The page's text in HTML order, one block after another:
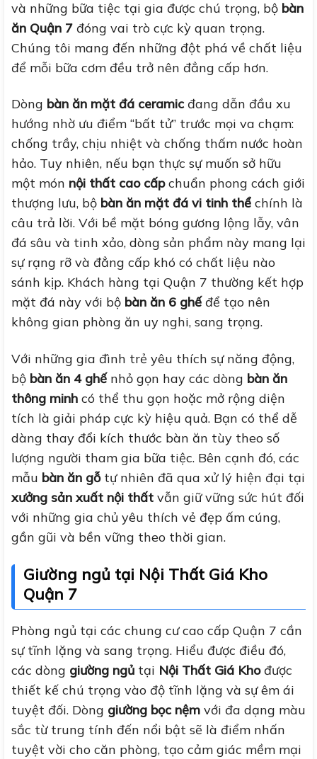
và những bữa tiệc tại gia được chú trọng, bộ bàn
ăn Quận 7 đóng vai trò cực kỳ quan trọng.
Chúng tôi mang đến những đột phá về chất liệu
để mỗi bữa cơm đều trở nên đẳng cấp hơn.
Dòng bàn ăn mặt đá ceramicđang dẫn đầu xu
hướng nhờ ưu điểm “bất tử” trước mọi va chạm:
chống trầy, chịu nhiệt và chống thấm nước hoàn
hảo. Tuy nhiên, nếu bạn thực sự muốn sở hữu
một món nội thất cao cấpchuẩn phong cách giới
thượng lưu, bộ bàn ăn mặt đá vi tinh thể chính là
câu trả lời. Với bề mặt bóng gương lộng lẫy, vân
đá sâu và tinh xảo, dòng sản phẩm này mang lại
sự rạng rỡ và đẳng cấp khó có chất liệu nào
sánh kịp. Khách hàng tại Quận 7 thường kết hợp
mặt đá này với bộ bàn ăn 6 ghếđể tạo nên
không gian phòng ăn uy nghi, sang trọng.
Với những gia đình trẻ yêu thích sự năng động,
bộ bàn ăn 4 ghếnhỏ gọn hay các dòng bàn ăn
thông minh có thể thu gọn hoặc mở rộng diện
tích là giải pháp cực kỳ hiệu quả. Bạn có thể dễ
dàng thay đổi kích thước bàn ăn tùy theo số
lượng người tham gia bữa tiệc. Bên cạnh đó, các
mẫu bàn ăn gỗtự nhiên đã qua xử lý hiện đại tại
xưởng sản xuất nội thất vẫn giữ vững sức hút đối
với những gia chủ yêu thích vẻ đẹp ấm cúng,
gần gũi và bền vững theo thời gian.
Giường ngủ tại Nội Thất Giá Kho
Quận 7
Phòng ngủ tại các chung cư cao cấp Quận 7 cần
sự tĩnh lặng và sang trọng. Hiểu được điều đó,
các dòng giường ngủ tại Nội Thất Giá Khođược
thiết kế chú trọng vào độ tĩnh lặng và sự êm ái
tuyệt đối. Dòng giường bọc nệm với đa dạng màu
sắc từ trung tính đến nổi bật sẽ là điểm nhấn
tuyệt vời cho căn phòng, tạo cảm giác mềm mại